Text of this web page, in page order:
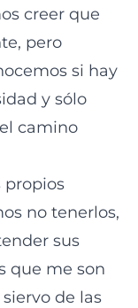
creer que
pero
si hay
y sólo
camino
propios
no tenerlos,
sus
que me son
de las